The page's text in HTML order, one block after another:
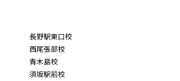
長野駅東口校
西尾張部校
青木島校
須坂駅前校